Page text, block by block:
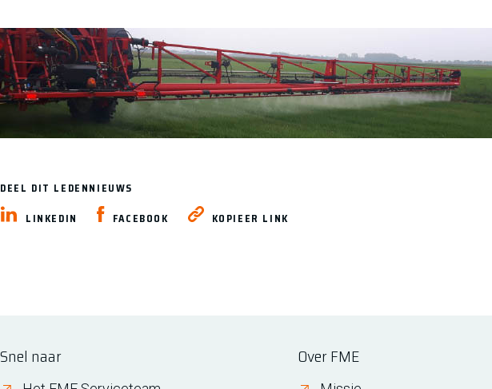
DEEL DIT LEDENNIEUWS
LINKEDIN
FACEBOOK KOPIEER LINK
Snel naar Over FME